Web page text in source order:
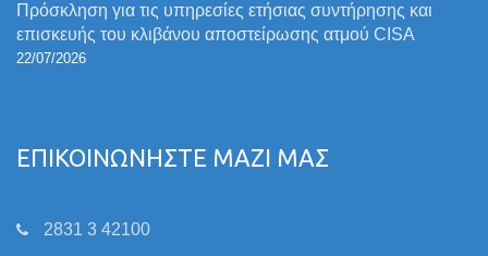
Πρόσκληση για τις υπηρεσίες ετήσιας συντήρησης και
επισκευής του κλιβάνου αποστείρωσης ατμού CISA
22/07/2026
ΕΠΙΚΟΙΝΩΝΗΣΤΕ ΜΑΖΙ ΜΑΣ
2831 3 42100